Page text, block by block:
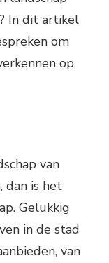
In dit artikel
om
op
van
dan is het
Gelukkig
in de stad
van